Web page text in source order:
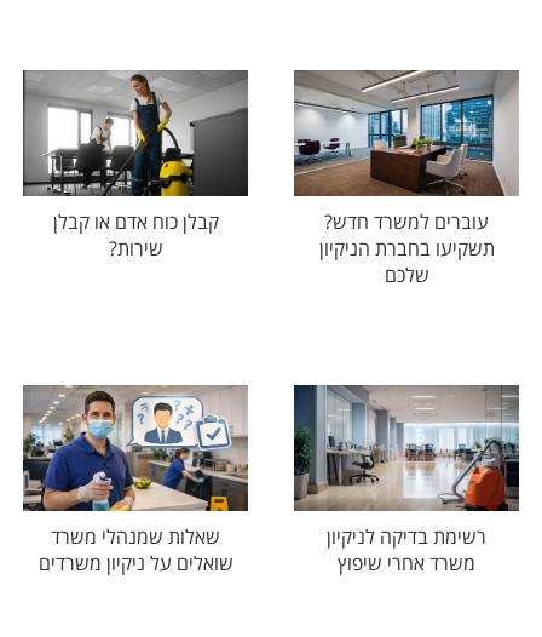
עוברים למשרד חדש?
תשקיעו בחברת הניקיון
שלכם
קבלן כוח אדם או קבלן
שירות?
רשימת בדיקה לניקיון
משרד אחרי שיפוץ
שאלות שמנהלי משרד
שואלים על ניקיון משרדים